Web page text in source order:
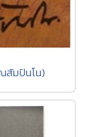
สัมปันโน)